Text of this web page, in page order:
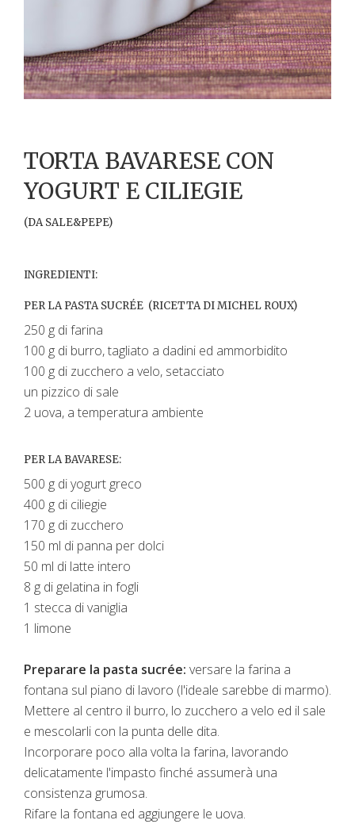
TORTA BAVARESE CON
YOGURT E CILIEGIE
(DA SALE&PEPE)
INGREDIENTI:
PER LA PASTA SUCRÉE (RICETTA DI MICHEL ROUX)
250 g di farina
100 g di burro, tagliato a dadini ed ammorbidito
100 g di zucchero a velo, setacciato
un pizzico di sale
2 uova, a temperatura ambiente
PER LA BAVARESE:
500 g di yogurt greco
400 g di ciliegie
170 g di zucchero
150 ml di panna per dolci
50 ml di latte intero
8 g di gelatina in fogli
1 stecca di vaniglia
1 limone
Preparare la pasta sucrée: versare la farina a
fontana sul piano di lavoro (l'ideale sarebbe di marmo).
Mettere al centro il burro, lo zucchero a velo ed il sale
e mescolarli con la punta delle dita.
Incorporare poco alla volta la farina, lavorando
delicatamente l'impasto finché assumerà una
consistenza grumosa.
Rifare la fontana ed aggiungere le uova.